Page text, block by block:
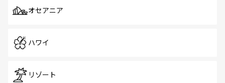
オセアニア
ハワイ
リゾート